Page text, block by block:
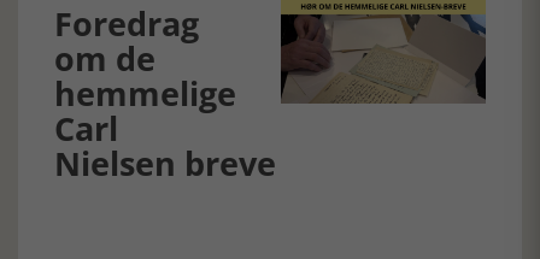
Foredrag
om de
hemmelige
Carl
Nielsen breve